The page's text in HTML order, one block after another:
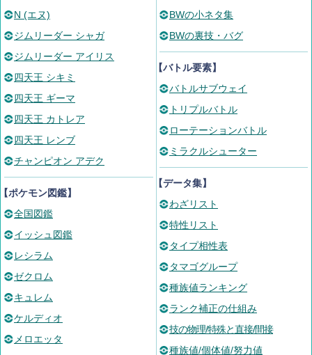
N (エヌ)
ジムリーダー シャガ
ジムリーダー アイリス
四天王 シキミ
四天王 ギーマ
四天王 カトレア
四天王 レンブ
チャンピオン アデク
ポケモン図鑑】
全国図鑑
イッシュ図鑑
レシラム
ゼクロム
キュレム
ケルディオ
メロエッタ
BWの小ネタ集
BWの裏技・バグ
【バトル要素】
バトルサブウェイ
トリプルバトル
ローテーションバトル
ミラクルシューター
【データ集】
わざリスト
特性リスト
タイプ相性表
タマゴグループ
種族値ランキング
ランク補正の仕組み
技の物理/特殊と直接/間接
種族値/個体値/努力値